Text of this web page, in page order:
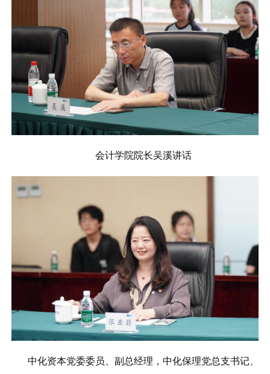
会计学院院长吴溪讲话
中化资本党委委员、副总经理，中化保理党总支书记、